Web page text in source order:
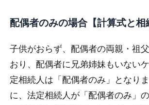
配偶者のみの場合【計算式と相
子供がおらず、配偶者の両親・祖
おり、配偶者に兄弟姉妹もいない
定相続人は「配偶者のみ」となり
に、法定相続人が「配偶者のみ」の